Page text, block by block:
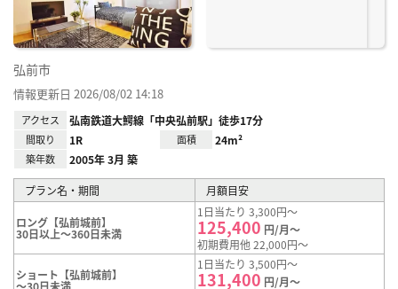
弘前市
情報更新日 2026/08/02 14:18
アクセス 弘南鉄道大鰐線「中央弘前駅」徒歩17分
間取り 1R 面積 24m²
築年数 2005年 3月 築
プラン名・期間 月額目安
ロング【弘前城前】
30日以上～360日未満
1日当たり 3,300円～
125,400 円/月～
初期費用他 22,000円～
ショート【弘前城前】
～30日未満
1日当たり 3,500円～
131,400 円/月～